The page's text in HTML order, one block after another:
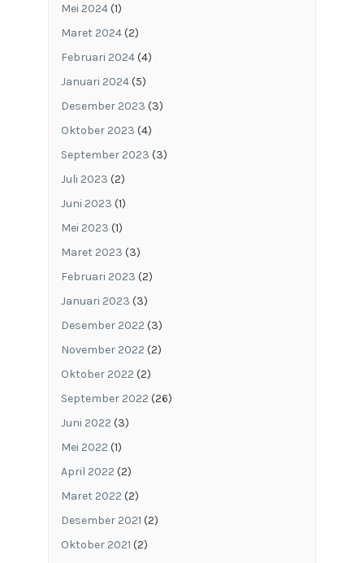
Mei 2024(1)
Maret 2024(2)
Februari 2024(4)
Januari 2024(5)
Desember 2023 (3)
Oktober 2023 (4)
September 2023 (3)
Juli 2023 (2)
Juni 2023 (1)
Mei 2023 (1)
Maret 2023 (3)
Februari 2023 (2)
Januari 2023 (3)
Desember 2022 (3)
November 2022 (2)
Oktober 2022 (2)
September 2022 (26)
Juni 2022 (3)
Mei 2022 (1)
April 2022 (2)
Maret 2022 (2)
Desember 2021 (2)
Oktober 2021 (2)